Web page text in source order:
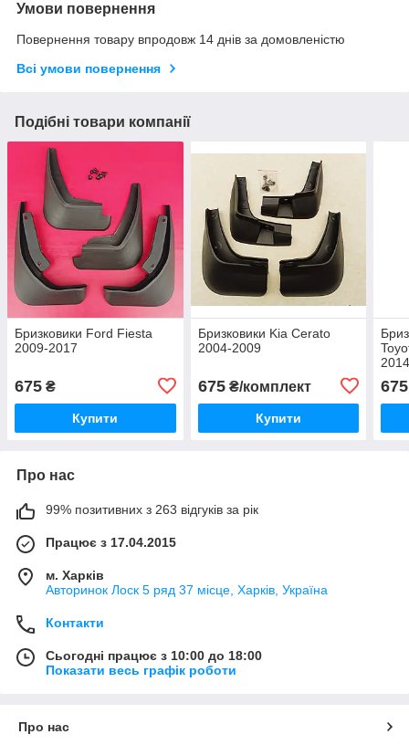
Умови повернення
Повернення товару впродовж 14 днів за домовленістю
Всі умови повернення
Подібні товари компанії
Бризковики Ford Fiesta
2009-2017
675 ₴
Купити
Бризковики Kia Cerato
2004-2009
675₴/комплект
Купити
675
Про нас
99% позитивних з 263 відгуків за рік
Працює з 17.04.2015
м. Харків
Авторинок Лоск 5 ряд 37 місце, Харків, Україна
Контакти
Сьогодні працює з 10:00 до 18:00
Показати весь графік роботи
Про нас